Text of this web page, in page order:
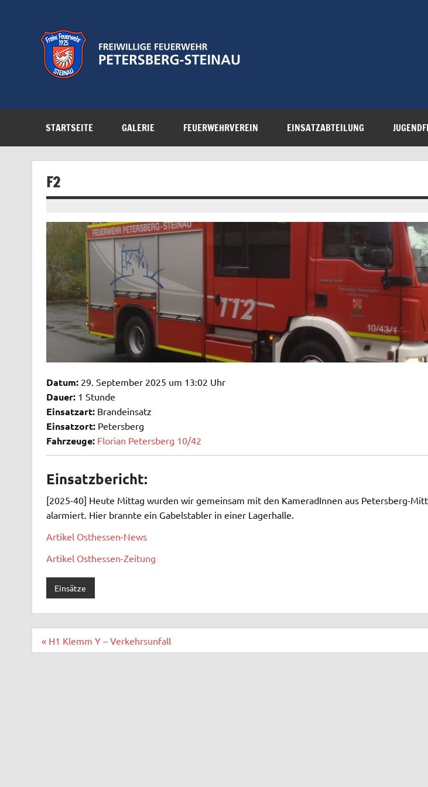
STARTSEITE GALERIE FEUERWEHRVEREIN EINSATZABTEILUNG
F2
Datum:29. September 2025 um 13:02 Uhr
Dauer:1 Stunde
Einsatzart:Brandeinsatz
Einsatzort:Petersberg
Fahrzeuge: Florian Petersberg 10/42
Einsatzbericht:
[2025-40] Heute Mittag wurden wir gemeinsam mit den KameradInnen aus Petersberg-
alarmiert. Hier brannte ein Gabelstabler in einer Lagerhalle.
Artikel Osthessen-News
Artikel Osthessen-Zeitung
Einsätze
Beitragsnavigation
« H1 Klemm Y – Verkehrsunfall